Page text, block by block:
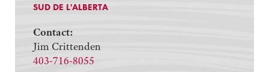
SUD DE L'ALBERTA
Contact:
Jim Crittenden
403-716-8055